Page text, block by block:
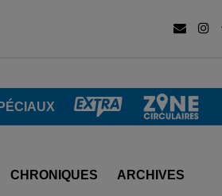
CHRONIQUES ARCHIVES